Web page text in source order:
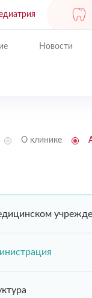
Новости
О клинике